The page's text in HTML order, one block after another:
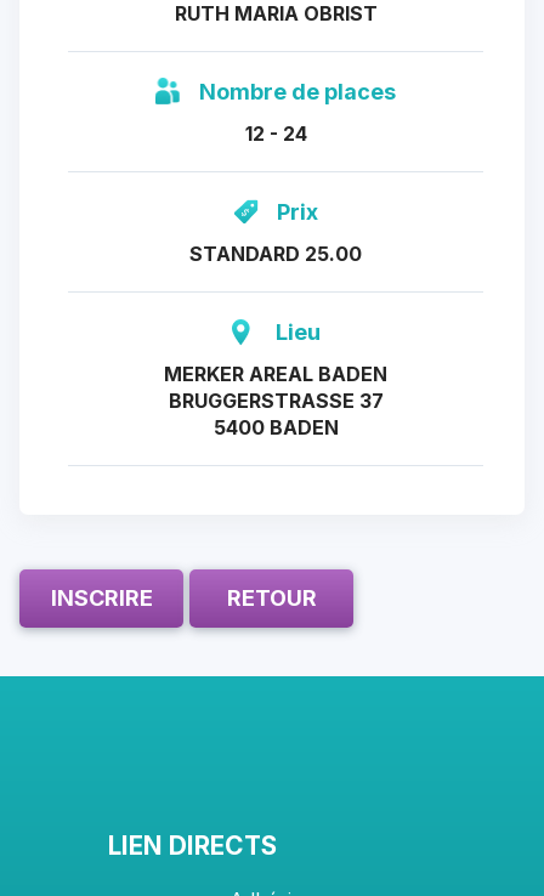
RUTH MARIA OBRIST
Nombre de places
12 - 24
Prix
STANDARD 25.00
Lieu
MERKER AREAL BADEN
BRUGGERSTRASSE 37
5400 BADEN
INSCRIRE RETOUR
LIEN DIRECTS